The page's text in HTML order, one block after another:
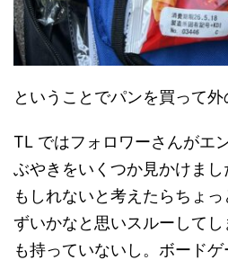
ということでパンを買って外
TL ではフォロワーさんがエ
ぶやきをいくつか見かけま
もしれないと考えたらちょ
ずいかなと思いスルーして
も持っていないし。ボード